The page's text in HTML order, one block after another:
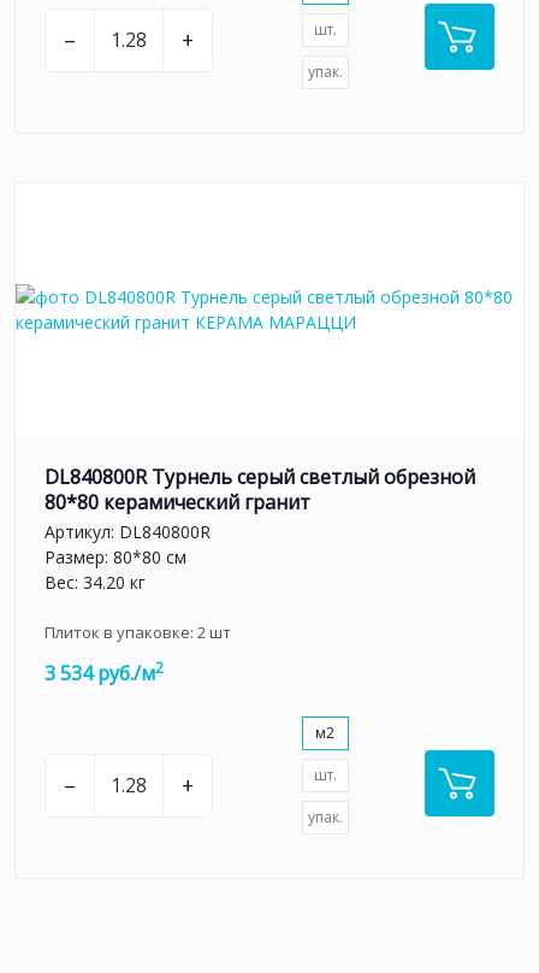
– + шт.
упак.
DL840800R Турнель серый светлый обрезной
80*80 керамический гранит
Артикул: DL840800R
Размер: 80*80 см
Вес: 34.20 кг
Плиток в упаковке: 2шт
3 534 руб./м2
– +
м2
шт.
упак.